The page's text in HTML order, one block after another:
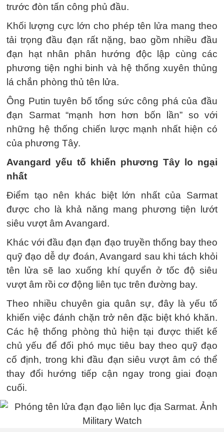
trước đòn tấn công phủ đầu.
Khối lượng cực lớn cho phép tên lửa mang theo
tải trọng đầu đạn rất nặng, bao gồm nhiều đầu
đạn hạt nhân phân hướng độc lập cùng các
phương tiện nghi binh và hệ thống xuyên thủng
lá chắn phòng thủ tên lửa.
Ông Putin tuyên bố tổng sức công phá của đầu
đạn Sarmat “mạnh hơn hơn bốn lần” so với
những hệ thống chiến lược mạnh nhất hiện có
của phương Tây.
Avangard yếu tố khiến phương Tây lo ngại
nhất
Điểm tạo nên khác biệt lớn nhất của Sarmat
được cho là khả năng mang phương tiện lướt
siêu vượt âm Avangard.
Khác với đầu đạn đạn đạo truyền thống bay theo
quỹ đạo dễ dự đoán, Avangard sau khi tách khỏi
tên lửa sẽ lao xuống khí quyển ở tốc độ siêu
vượt âm rồi cơ động liên tục trên đường bay.
Theo nhiều chuyên gia quân sự, đây là yếu tố
khiến việc đánh chặn trở nên đặc biệt khó khăn.
Các hệ thống phòng thủ hiện tại được thiết kế
chủ yếu để đối phó mục tiêu bay theo quỹ đạo
cố định, trong khi đầu đạn siêu vượt âm có thể
thay đổi hướng tiếp cận ngay trong giai đoạn
cuối.